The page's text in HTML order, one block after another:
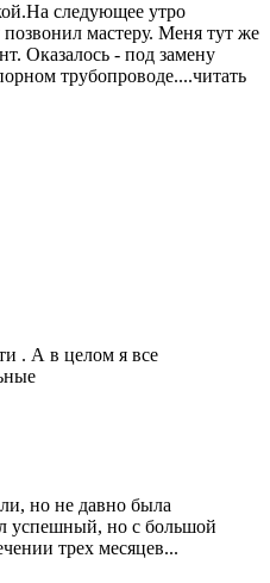
следующее утро
мастеру. Меня тут же
Оказалось - под замену
трубопроводе....читать
. А в целом я все
но не давно была
успешный, но с большой
трех месяцев...